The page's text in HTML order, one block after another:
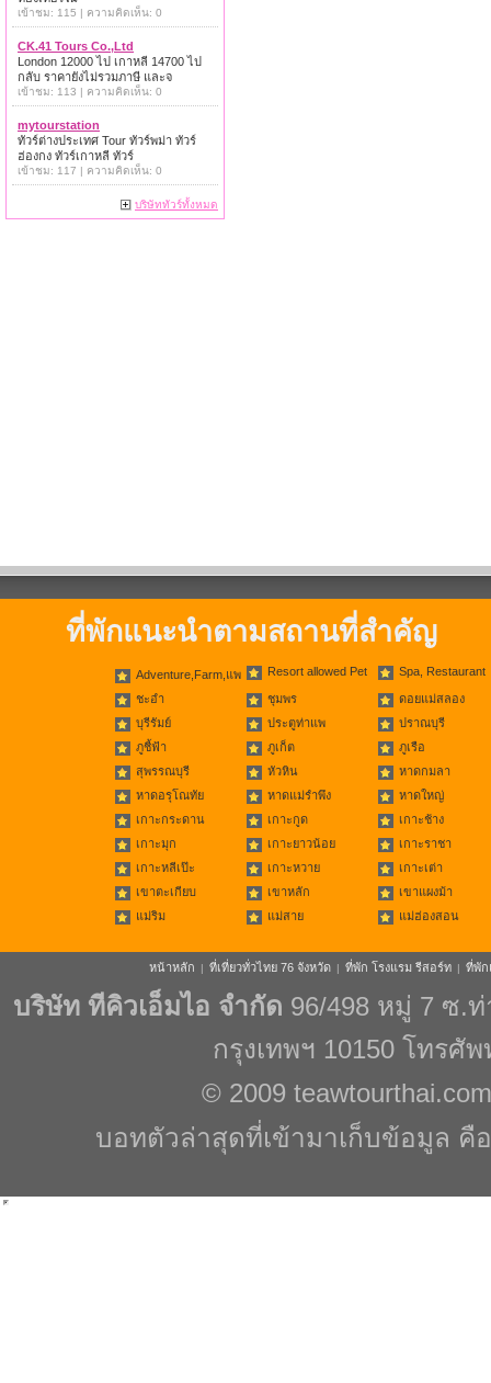
เข้าชม: 115 | ความคิดเห็น: 0
CK.41 Tours Co.,Ltd
London 12000 ไป เกาหลี 14700 ไป
กลับ ราคายังไม่รวมภาษี และจ
เข้าชม: 113 | ความคิดเห็น: 0
mytourstation
ทัวร์ต่างประเทศ Tour ทัวร์พม่า ทัวร์
ฮ่องกง ทัวร์เกาหลี ทัวร์
เข้าชม: 117 | ความคิดเห็น: 0
บริษัททัวร์ทั้งหมด
ที่พักแนะนำตามสถานที่สำคัญ
Adventure,Farm,แพ Resort allowed Pet Spa, Restaurant
ชะอำ ชุมพร
ดอยแม่สลอง
บุรีรัมย์
ประตูท่าแพ
ปราณบุรี
ภูชี้ฟ้า
ภูเก็ต
ภูเรือ
สุพรรณบุรี
หัวหิน
หาดกมลา
หาดอรุโณทัย
หาดแม่รำพึง
หาดใหญ่
เกาะกระดาน
เกาะกูด
เกาะช้าง
เกาะมุก
เกาะยาวน้อย
เกาะราชา
เกาะหลีเป๊ะ
เกาะหวาย
เกาะเต่า
เขาตะเกียบ
เขาหลัก
เขาแผงม้า
แม่ริม
แม่สาย แม่ฮ่องสอน
หน้าหลัก | ที่เที่ยวทั่วไทย 76 จังหวัด | ที่พัก โรงแรม รีสอร์ท | ที่พัก
บริษัท ทีคิวเอ็มไอ จำกัด 96/498 หมู่ 7 ซ.
กรุงเทพฯ 10150 โทรศั
© 2009 teawtourthai.com
บอทตัวล่าสุดที่เข้ามาเก็บข้อมูล คือ